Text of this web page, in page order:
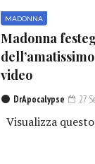
MADONNA
Madonna
video
DrApocalypse 27
Visualizza